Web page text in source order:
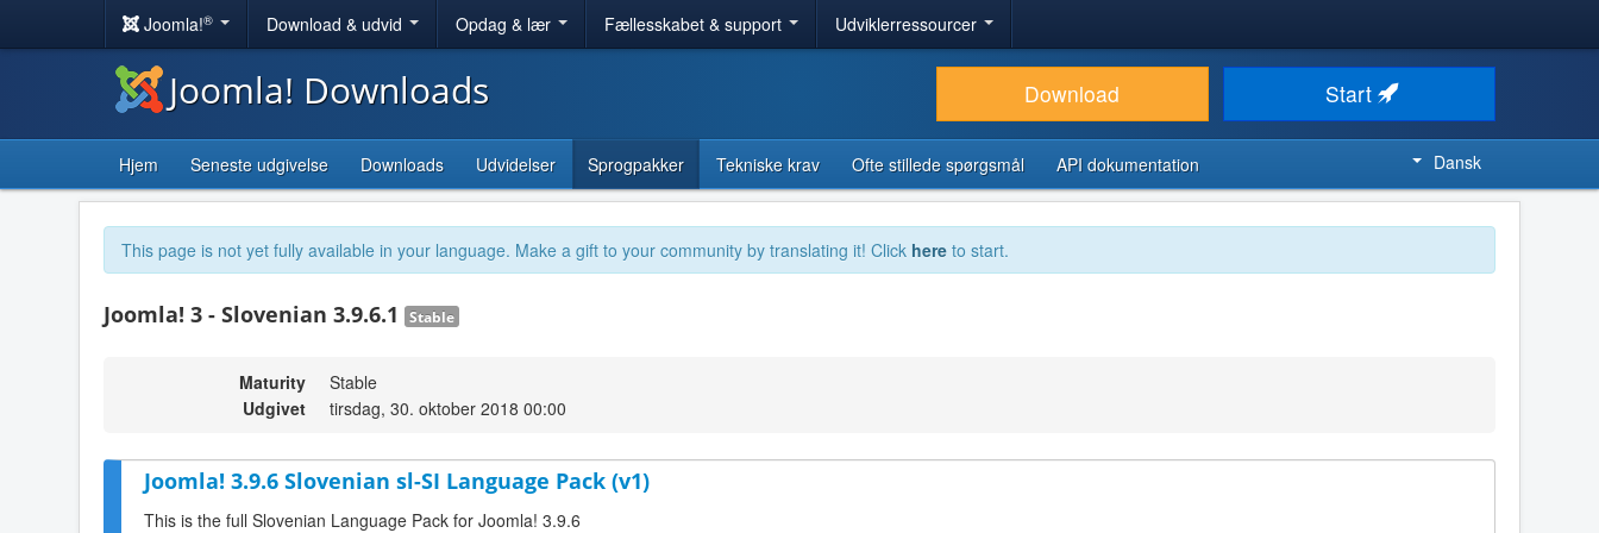
Joomla!® Download & udvid Opdag & lær Fællesskabet & support Udviklerressourcer
Joomla! Downloads Download Start
Hjem Seneste udgivelse Downloads Udvidelser Sprogpakker Tekniske krav Ofte stillede spørgsmål API dokumentation Dansk
This page is not yet fully available in your language. Make a gift to your community by translating it! Click here to start.
Joomla! 3 - Slovenian 3.9.6.1 Stable
Maturity
Stable
Udgivet
tirsdag, 30. oktober 2018 00:00
Joomla! 3.9.6 Slovenian sl-SI Language Pack (v1)
This is the full Slovenian Language Pack for Joomla! 3.9.6